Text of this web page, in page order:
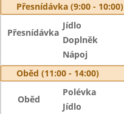
Přesnídávka (9:00 - 10:00)
Přesnídávka
Jídlo
Doplněk
Nápoj
Oběd (11:00 - 14:00)
Oběd
Polévka
Jídlo